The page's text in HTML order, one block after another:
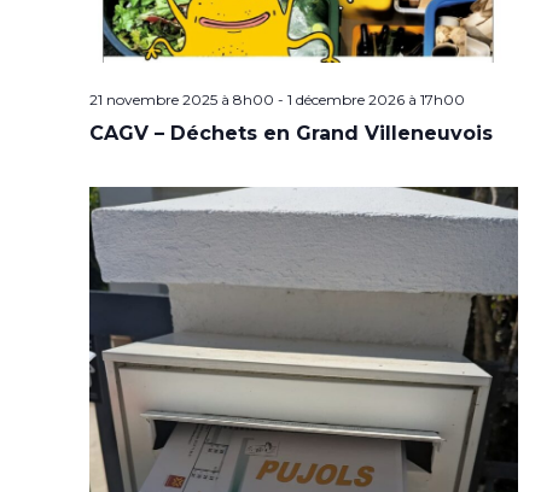
21 novembre 2025 à 8h00 - 1 décembre 2026 à 17h00
CAGV – Déchets en Grand Villeneuvois